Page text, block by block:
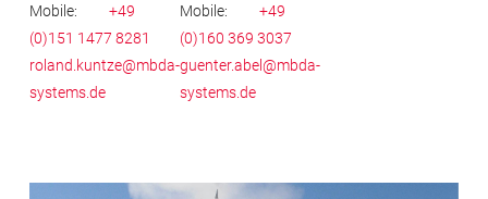
Mobile:
+49
(0)151 1477 8281
roland.kuntze@mbda-
systems.de
Mobile:
+49
(0)160 369 3037
guenter.abel@mbda-
systems.de